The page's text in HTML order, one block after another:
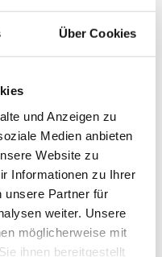
Über Cookies
und Anzeigen zu
Medien anbieten
Website zu
Informationen zu Ihrer
unsere Partner für
weiter. Unsere
möglicherweise mit
ihnen bereitgestellt
Vereine
Frastanz